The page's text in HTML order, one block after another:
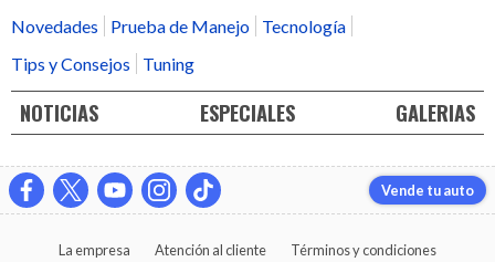
Novedades
Prueba de Manejo
Tecnología
Tips y Consejos
Tuning
NOTICIAS ESPECIALES GALERIAS
Vende tu auto
La empresa Atención al cliente Términos y condiciones